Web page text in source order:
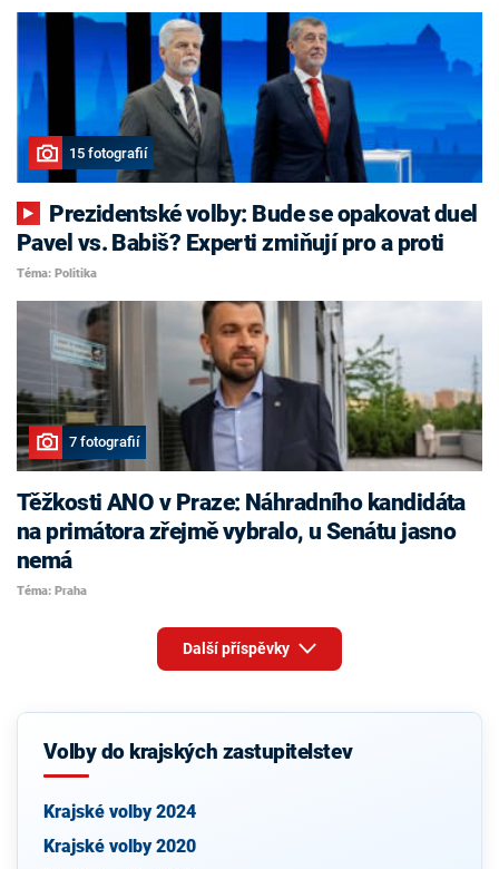
15 fotografií
Pavel vs. Babiš? Experti zmiňují pro a proti
Téma: Politika
7 fotografií
Těžkosti ANO v Praze: Náhradního kandidáta
na primátora zřejmě vybralo, u Senátu jasno
nemá
Téma: Praha
Další příspěvky
Volby do krajských zastupitelstev
Krajské volby 2024
Krajské volby 2020